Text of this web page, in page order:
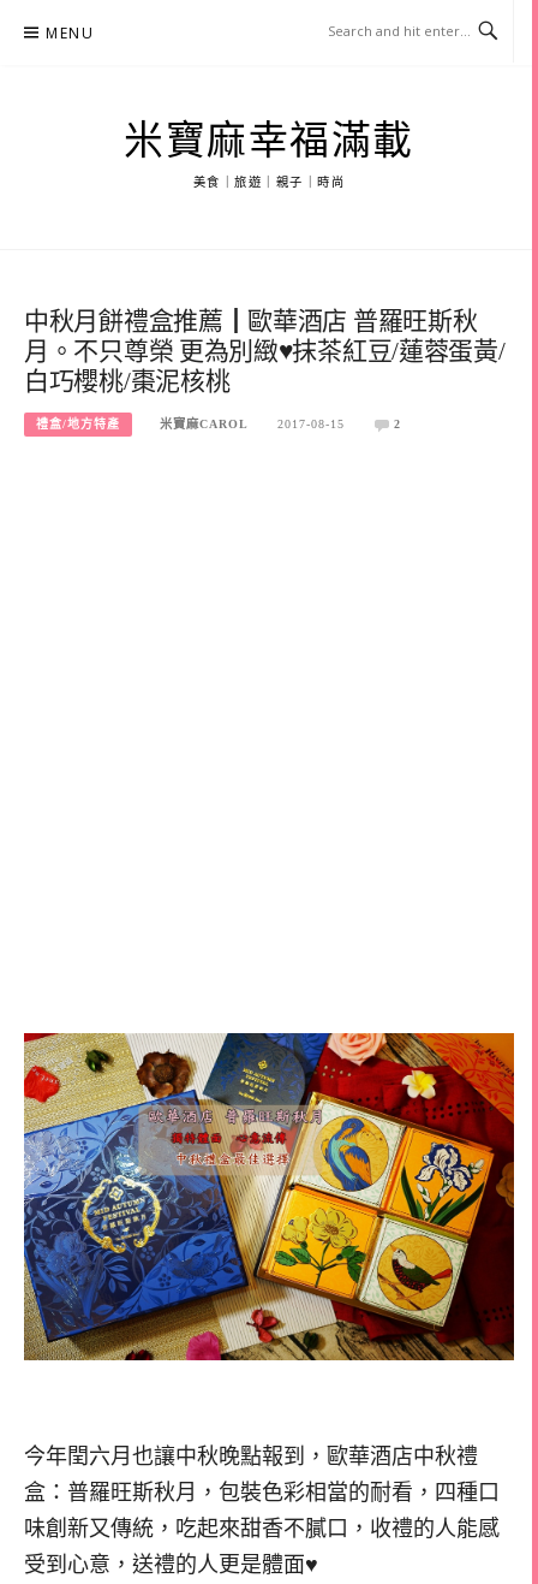
MENU
米寶麻幸福滿載
美食｜旅遊｜親子｜時尚
中秋月餅禮盒推薦┃歐華酒店 普羅旺斯秋
月。不只尊榮 更為別緻♥抹茶紅豆/蓮蓉蛋黃/
白巧櫻桃/棗泥核桃
禮盒/地方特產 米寶麻CAROL 2017-08-15 2
今年閏六月也讓中秋晚點報到，歐華酒店中秋禮
盒：普羅旺斯秋月，包裝色彩相當的耐看，四種口
味創新又傳統，吃起來甜香不膩口，收禮的人能感
受到心意，送禮的人更是體面♥